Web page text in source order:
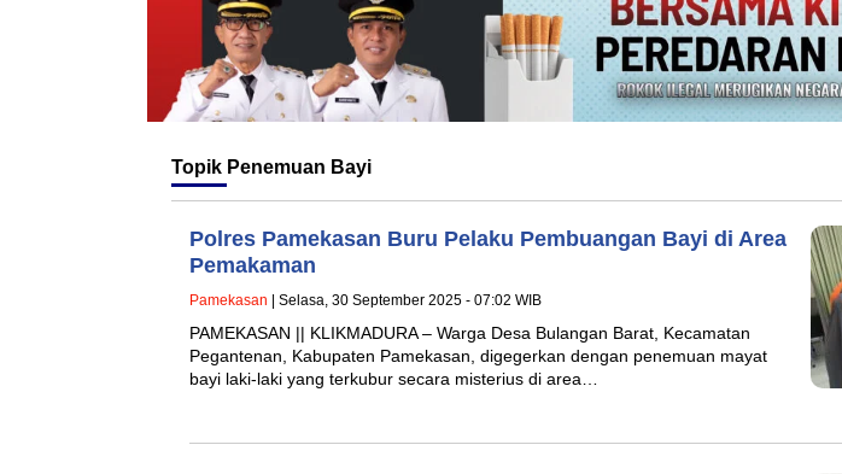
Topik Penemuan Bayi
Polres Pamekasan Buru Pelaku Pembuangan Bayi di Area
Pemakaman
Pamekasan | Selasa, 30 September 2025 - 07:02 WIB
PAMEKASAN || KLIKMADURA – Warga Desa Bulangan Barat, Kecamatan
Pegantenan, Kabupaten Pamekasan, digegerkan dengan penemuan mayat
bayi laki-laki yang terkubur secara misterius di area…